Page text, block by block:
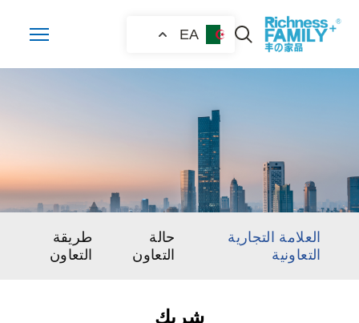
EA
العلامة التجارية
التعاونية
حالة
التعاون
طريقة
التعاون
شريك